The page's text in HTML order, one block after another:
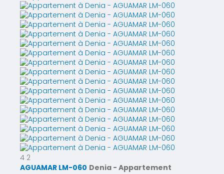
4 2
AGUAMAR LM-060 Denia - Appartement